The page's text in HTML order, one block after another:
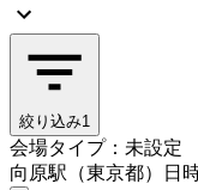
絞り込み1
会場タイプ：未設定
向原駅（東京都）
日